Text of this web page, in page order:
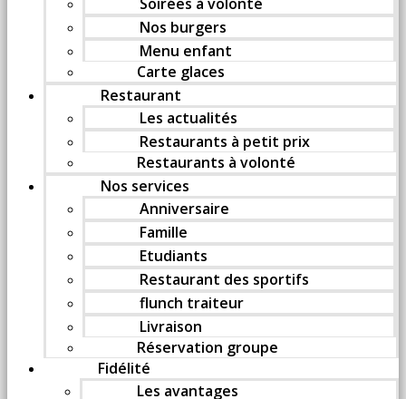
Nos burgers
Menu enfant
Carte glaces
Restaurant
Les actualités
Restaurants à petit prix
Restaurants à volonté
Nos services
Anniversaire
Famille
Etudiants
Restaurant des sportifs
flunch traiteur
Livraison
Réservation groupe
Fidélité
Les avantages